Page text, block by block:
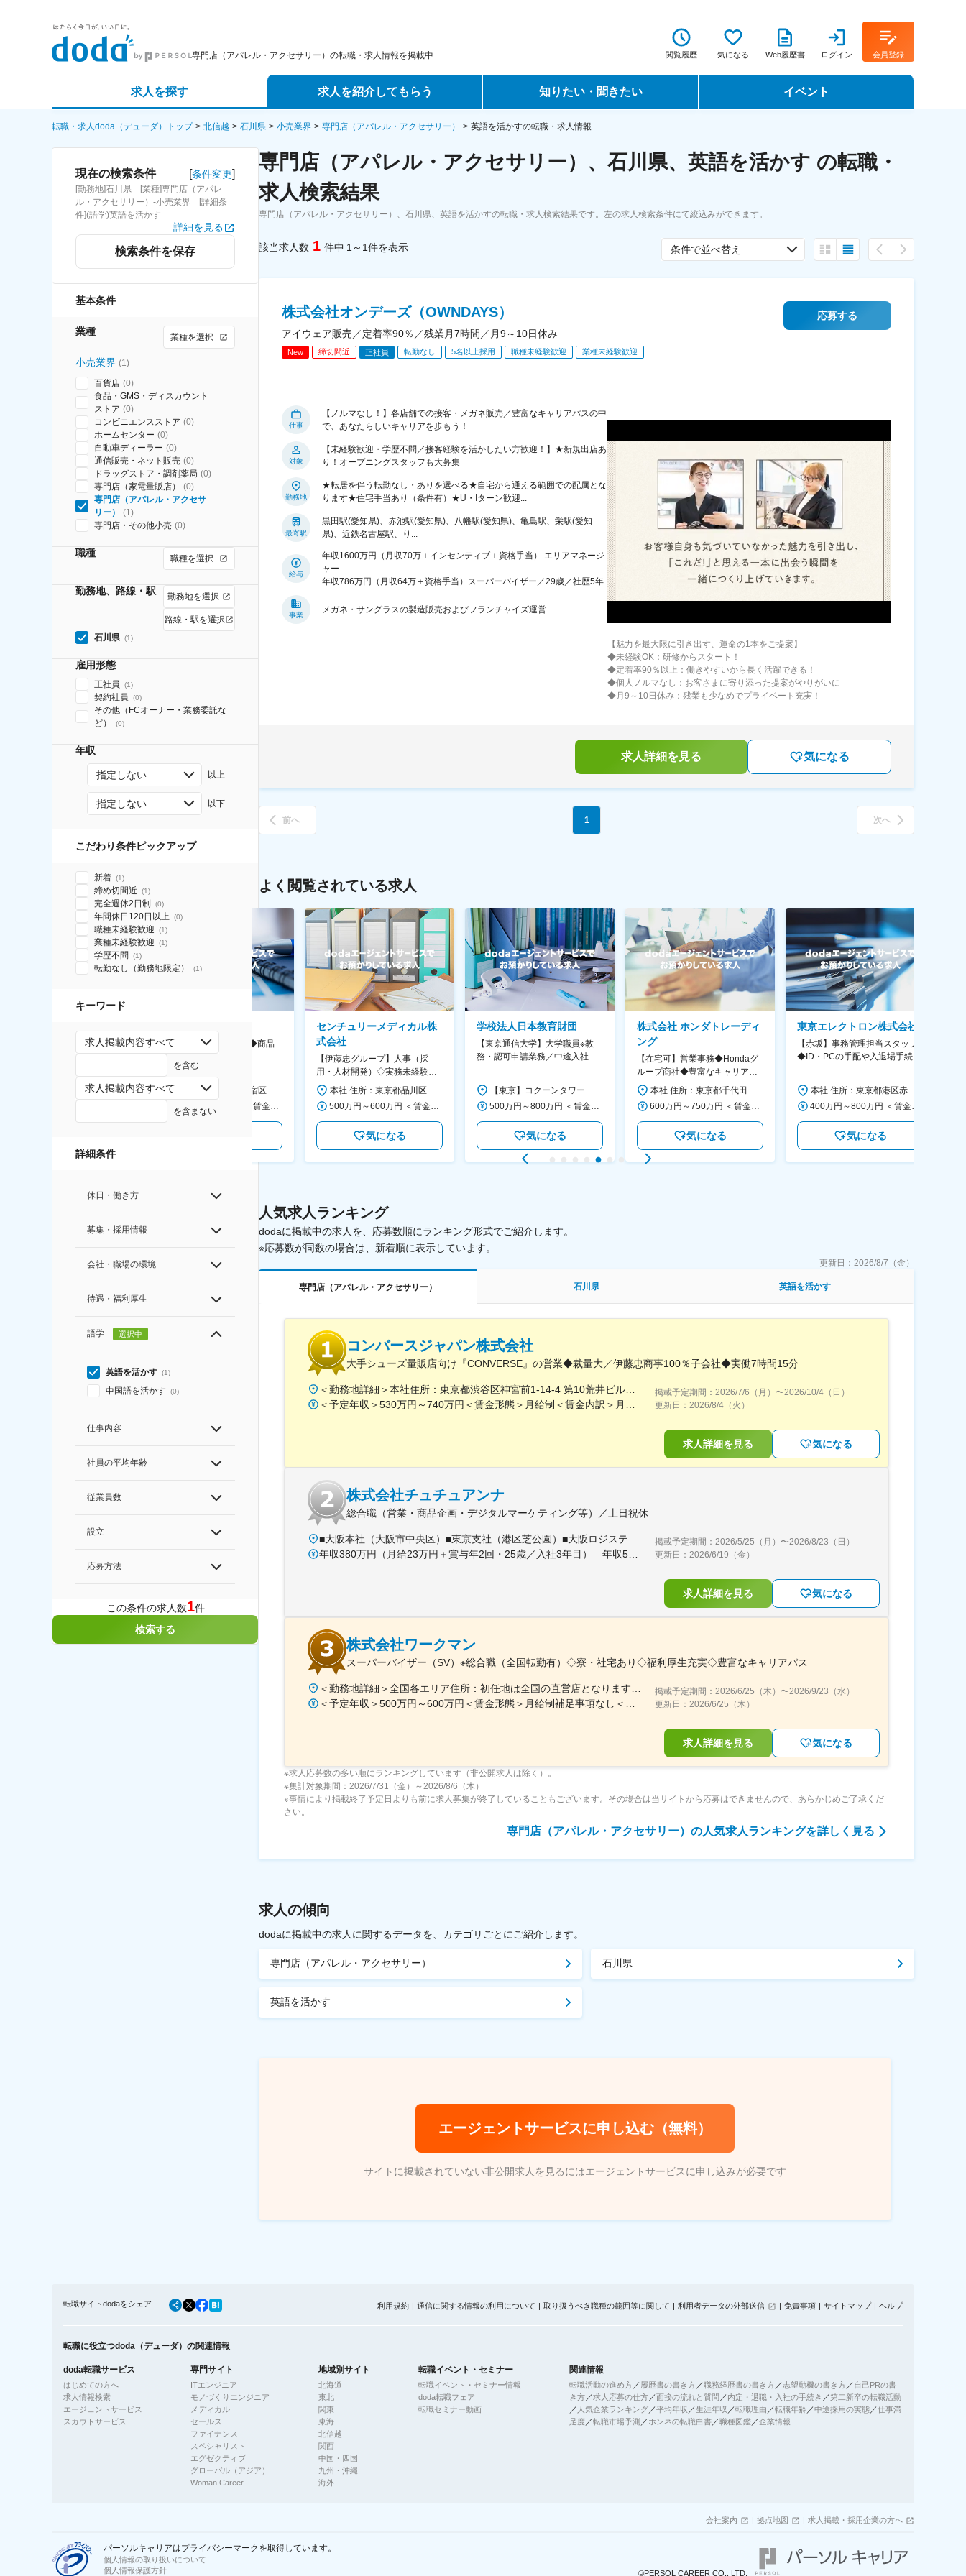
専門店（アパレル・アクセサリー）の転職・求人情報を掲載中 閲覧履歴 気になる Web履歴書 ログイン 会員登録
求人を探す
詳細条件から探す
求人特集から探す
求人を紹介してもらう
エージェントサービス
スカウトサービス
パートナーエージェントサービス
知りたい・聞きたい
転職ノウハウ
データで見る転職
イベント
転職フェア
転職・求人doda（デューダ）トップ 北信越 石川県 小売業界 専門店（アパレル・アクセサリー） 英語を活かすの転職・求人情報
現在の検索条件 [条件変更]
[勤務地]石川県 [業種]専門店（アパレ
ル・アクセサリー）-小売業界 [詳細条
件](語学)英語を活かす
詳細を見る
検索条件を保存
基本条件
業種 業種を選択
小売業界 (1)
百貨店 (0)
食品・GMS・ディスカウント
ストア (0)
コンビニエンスストア (0)
ホームセンター (0)
自動車ディーラー (0)
通信販売・ネット販売 (0)
ドラッグストア・調剤薬局 (0)
専門店（家電量販店）
(0)
専門店（アパレル・アクセサ
リー）
(1)
専門店・その他小売 (0)
職種 職種を選択
勤務地、路線・駅 勤務地を選択
路線・駅を選択
石川県 (1)
雇用形態
正社員 (1)
契約社員 (0)
その他（FCオーナー・業務委託な
ど）
(0)
年収
指定しない 以上
指定しない 以下
こだわり条件ピックアップ
新着 (1)
締め切間近 (1)
完全週休2日制 (0)
年間休日120日以上 (0)
職種未経験歓迎 (1)
業種未経験歓迎 (1)
学歴不問 (1)
転勤なし（勤務地限定） (1)
キーワード
求人掲載内容すべて
を含む
求人掲載内容すべて
を含まない
詳細条件
休日・働き方
募集・採用情報
会社・職場の環境
待遇・福利厚生
語学 選択中
英語を活かす (1)
中国語を活かす (0)
仕事内容
社員の平均年齢
従業員数
設立
応募方法
この条件の求人数1件
検索する
専門店（アパレル・アクセサリー）、石川県、英語を活かす の転職・
求人検索結果
専門店（アパレル・アクセサリー）、石川県、英語を活かすの転職・求人検索結果です。左の求人検索条件にて絞込みができます。
該当求人数 1 件中 1～1件を表示 条件で並べ替え
株式会社オンデーズ（OWNDAYS）
アイウェア販売／定着率90％／残業月7時間／月9～10日休み
New 締切間近 正社員 転勤なし 5名以上採用 職種未経験歓迎 業種未経験歓迎
応募する
仕事
【ノルマなし！】各店舗での接客・メガネ販売／豊富なキャリアパスの中
で、あなたらしいキャリアを歩もう！
対象
【未経験歓迎・学歴不問／接客経験を活かしたい方歓迎！】★新規出店あ
り！オープニングスタッフも大募集
勤務地
★転居を伴う転勤なし・ありを選べる★自宅から通える範囲での配属とな
ります★住宅手当あり（条件有）★U・Iターン歓迎...
最寄駅
黒田駅(愛知県)、赤池駅(愛知県)、八幡駅(愛知県)、亀島駅、栄駅(愛知
県)、近鉄名古屋駅、り...
給与
年収1600万円（月収70万＋インセンティブ＋資格手当） エリアマネージ
ャー
年収786万円（月収64万＋資格手当）スーパーバイザー／29歳／社歴5年
事業
メガネ・サングラスの製造販売およびフランチャイズ運営
【魅力を最大限に引き出す、運命の1本をご提案】
◆未経験OK：研修からスタート！
◆定着率90％以上：働きやすいから長く活躍できる！
◆個人ノルマなし：お客さまに寄り添った提案がやりがいに
◆月9～10日休み：残業も少なめでプライベート充実！
求人詳細を見る 気になる
前へ 1 次へ
よく閲覧されている求人
業企画管理（SONYのイメー
ング領域）◆英語力を活か
＜勤務地詳細1＞ ソニー株式会社 住所：神奈川県横浜市西区みなとみらい5-1-1 受動喫煙対策：屋内全面禁煙 ＜勤務地詳細2＞ ソニーシティ大崎 住所：東京都品川区大崎2-10-1 勤務地最寄駅：JR線／大崎駅 受動喫煙対策：屋内全面禁煙 変更の範囲：会社の定める事業所（リモートワーク含む）
【週2在宅】30代活躍中◆商品
企画※キッチン家電
◆「BRUNO」新商品の企画／企
センチュリーメディカル株
式会社
【伊藤忠グループ】人事（採
用・人材開発）◇実務未経験歓
迎！／リモート有／年休124日
／福利厚生充実◇
気になる
学校法人日本教育財団
【東京通信大学】大学職員※教
務・認可申請業務／中途入社
気になる
株式会社 ホンダトレーディ
ング
【在宅可】営業事務◆Hondaグ
ループ商社◆豊富なキャリアパ
ス◆残業20H程/年休121日/転勤
なし
気になる
東京エレクトロン株式会社
【赤坂】事務管理担当スタッフ
◆ID・PCの手配や入退場手続き
気になる
人気求人ランキング
dodaに掲載中の求人を、応募数順にランキング形式でご紹介します。
※応募数が同数の場合は、新着順に表示しています。
更新日： 2026/8/7（金）
専門店（アパレル・アクセサリー） 石川県 英語を活かす
コンバースジャパン株式会社
大手シューズ量販店向け『CONVERSE』の営業◆裁量大／伊藤忠商事100％子会社◆実働7時間15分
掲載予定期間： 2026/7/6（月） 〜2026/10/4（日）
更新日： 2026/8/4（火）
求人詳細を見る 気になる
株式会社チュチュアンナ
総合職（営業・商品企画・デジタルマーケティング等）／土日祝休
掲載予定期間： 2026/5/25（月） 〜2026/8/23（日）
更新日： 2026/6/19（金）
求人詳細を見る 気になる
株式会社ワークマン
スーパーバイザー（SV）※総合職（全国転勤有）◇寮・社宅あり◇福利厚生充実◇豊富なキャリアパス
掲載予定期間： 2026/6/25（木） 〜2026/9/23（水）
更新日： 2026/6/25（木）
求人詳細を見る 気になる
※求人応募数の多い順にランキングしています（非公開求人は除く）。
※集計対象期間：2026/7/31（金）～2026/8/6（木）
※事情により掲載終了予定日よりも前に求人募集が終了していることもございます。その場合は当サイトから応募はできませんので、あらかじめご了承くだ
さい。
専門店（アパレル・アクセサリー） の人気求人ランキングを詳しく見る
求人の傾向
dodaに掲載中の求人に関するデータを、カテゴリごとにご紹介します。
専門店（アパレル・アクセサリー） 石川県
英語を活かす
エージェントサービスに申し込む（無料）
サイトに掲載されていない非公開求人を見るにはエージェントサービスに申し込みが必要です
転職サイトdodaをシェア 利用規約 通信に関する情報の利用について 取り扱うべき職種の範囲等に関して 利用者データの外部送信 免責事項 サイトマップ ヘルプ
転職に役立つdoda（デューダ）の関連情報
doda転職サービス
はじめての方へ
求人情報検索
エージェントサービス
スカウトサービス
専門サイト
ITエンジニア
モノづくりエンジニア
メディカル
セールス
ファイナンス
スペシャリスト
エグゼクティブ
グローバル（アジア）
Woman Career
地域別サイト
北海道
東北
関東
東海
北信越
関西
中国・四国
九州・沖縄
海外
転職イベント・セミナー
転職イベント・セミナー情報
doda転職フェア
転職セミナー動画
関連情報
転職活動の進め方 ／ 履歴書の書き方 ／職務経歴書の書き方 ／志望動機の書き方 ／ 自己PRの書
き方 ／求人応募の仕方 ／面接の流れと質問 ／ 内定・退職・入社の手続き ／第二新卒の転職活動
／ 人気企業ランキング ／平均年収 ／生涯年収 ／転職理由 ／転職年齢 ／中途採用の実態 ／仕事満
足度 ／転職市場予測 ／ ホンネの転職白書 ／職種図鑑 ／企業情報
会社案内 拠点地図 求人掲載・採用企業の方へ
パーソルキャリアはプライバシーマークを取得しています。
個人情報の取り扱いについて
個人情報保護方針
©PERSOL CAREER CO., LTD.